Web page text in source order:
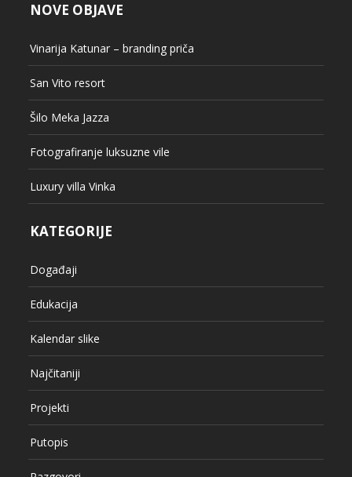
NOVE OBJAVE
Vinarija Katunar – branding priča
San Vito resort
Šilo Meka Jazza
Fotografiranje luksuzne vile
Luxury villa Vinka
KATEGORIJE
Događaji
Edukacija
Kalendar slike
Najčitaniji
Projekti
Putopis